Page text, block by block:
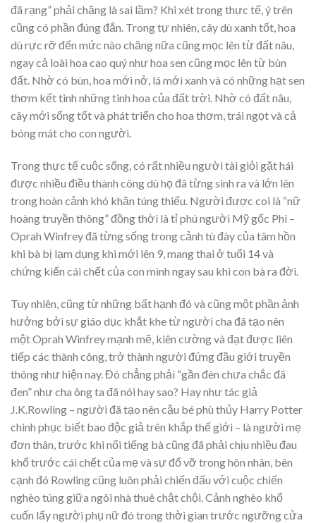
đã rạng” phải chăng là sai lầm? Khi xét trong thực tế, ý trên
cũng có phần đúng đắn. Trong tự nhiên, cây dù xanh tốt, hoa
dù rực rỡ đến mức nào chăng nữa cũng mọc lên từ đất nâu,
ngay cả loài hoa cao quý như hoa sen cũng mọc lên từ bùn
đất. Nhờ có bùn, hoa mới nở, lá mới xanh và có những hạt sen
thơm kết tinh những tinh hoa của đất trời. Nhờ có đất nâu,
cây mới sống tốt và phát triển cho hoa thơm, trái ngọt và cả
bóng mát cho con người.
Trong thực tế cuộc sống, có rất nhiều người tài giỏi gặt hái
được nhiều điều thành công dù họ đã từng sinh ra và lớn lên
trong hoàn cảnh khó khăn túng thiếu. Người được coi là “nữ
hoàng truyền thông” đồng thời là tỉ phú người Mỹ gốc Phi –
Oprah Winfrey đã từng sống trong cảnh tù đày của tâm hồn
khi bà bị lạm dụng khi mới lên 9, mang thai ở tuổi 14 và
chứng kiến cái chết của con mình ngay sau khi con bà ra đời.
Tuy nhiên, cũng từ những bất hạnh đó và cũng một phần ảnh
hưởng bởi sự giáo dục khắt khe từ người cha đã tạo nên
một Oprah Winfrey mạnh mẽ, kiên cường và đạt được liên
tiếp các thành công, trở thành người đứng đầu giới truyền
thông như hiện nay. Đó chẳng phải “gần đèn chưa chắc đã
đen” như cha ông ta đã nói hay sao? Hay như tác giả
J.K.Rowling – người đã tạo nên cậu bé phù thủy Harry Potter
chinh phục biết bao độc giả trên khắp thế giới – là người mẹ
đơn thân, trước khi nổi tiếng bà cũng đã phải chịu nhiều đau
khổ trước cái chết của mẹ và sự đổ vỡ trong hôn nhân, bên
cạnh đó Rowling cũng luôn phải chiến đấu với cuộc chiến
nghèo túng giữa ngôi nhà thuê chật chội. Cảnh nghèo khổ
cuốn lấy người phụ nữ đó trong thời gian trước ngưỡng cửa